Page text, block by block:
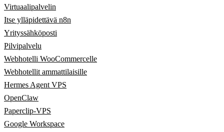
Virtuaalipalvelin
Itse ylläpidettävä n8n
Yrityssähköposti
Pilvipalvelu
Webhotelli WooCommercelle
Webhotellit ammattilaisille
Hermes Agent VPS
OpenClaw
Paperclip-VPS
Google Workspace